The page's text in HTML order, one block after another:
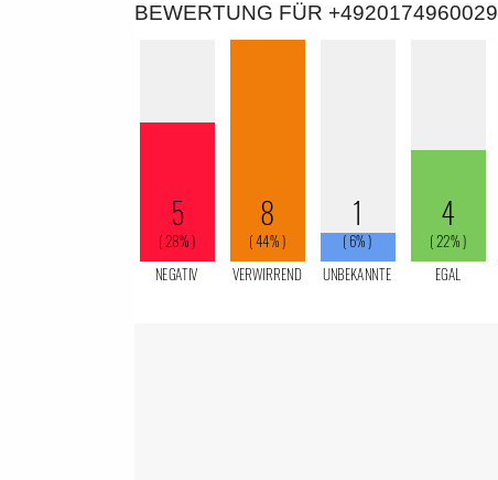
BEWERTUNG FÜR +4920174960029